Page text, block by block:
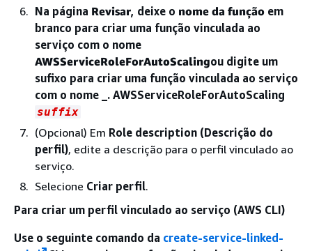
Na página Revisar, deixe o nome da função em
branco para criar uma função vinculada ao
serviço com o nome
AWSServiceRoleForAutoScalingou digite um
sufixo para criar uma função vinculada ao serviço
com o nome _. AWSServiceRoleForAutoScaling
suffix
(Opcional) Em Role description (Descrição do
perfil), edite a descrição para o perfil vinculado ao
serviço.
Selecione Criar perfil.
Para criar um perfil vinculado ao serviço (AWS CLI)
Use o seguinte comando da create-service-linked-